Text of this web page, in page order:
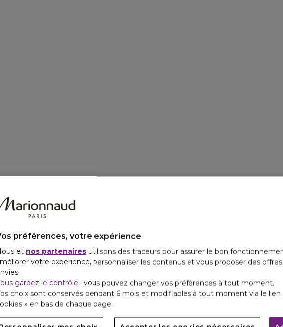
préférences, votre expérience
et nos partenaires utilisons des traceurs pour assurer le bon
votre expérience, personnaliser les contenus et vous proposer des
gardez le contrôle : vous pouvez changer vos préférences à tout moment.
choix sont conservés pendant 6 mois et modifiables à tout moment via le lien
» en bas de chaque page.